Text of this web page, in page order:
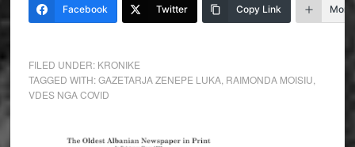
Facebook Twitter Copy Link More
FILED UNDER: KRONIKE
TAGGED WITH:GAZETARJA ZENEPE LUKA, RAIMONDA MOISIU
VDES NGA COVID